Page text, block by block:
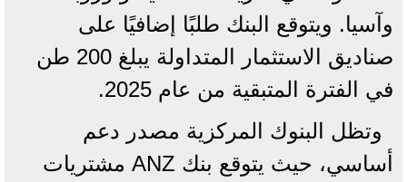
وآسيا. ويتوقع البنك طلبًا إضافيًا على
صناديق الاستثمار المتداولة يبلغ 200 طن
في الفترة المتبقية من عام 2025.
وتظل البنوك المركزية مصدر دعم
أساسي، حيث يتوقع بنك ANZ مشتريات